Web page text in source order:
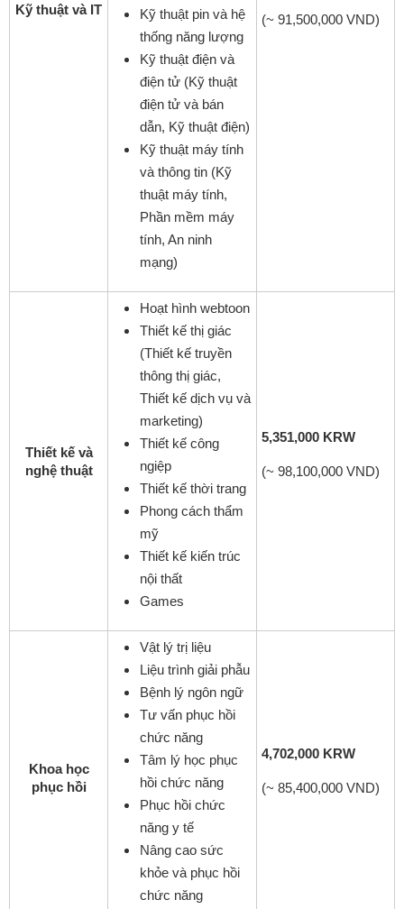
Kỹ thuật và IT
Kỹ thuật pin và hệ
thống năng lượng
Kỹ thuật điện và
điện tử (Kỹ thuật
điện tử và bán
dẫn, Kỹ thuật điện)
Kỹ thuật máy tính
và thông tin (Kỹ
thuật máy tính,
Phần mềm máy
tính, An ninh
mạng)
(~ 91,500,000 VND)
Thiết kế và
nghệ thuật
Hoạt hình webtoon
Thiết kế thị giác
(Thiết kế truyền
thông thị giác,
Thiết kế dịch vụ và
marketing)
Thiết kế công
ngiệp
Thiết kế thời trang
Phong cách thẩm
mỹ
Thiết kế kiến trúc
nội thất
Games
5,351,000 KRW
(~ 98,100,000 VND)
Khoa học
phục hồi
Vật lý trị liệu
Liệu trình giải phẫu
Bệnh lý ngôn ngữ
Tư vấn phục hồi
chức năng
Tâm lý học phục
hồi chức năng
Phục hồi chức
năng y tế
Nâng cao sức
khỏe và phục hồi
chức năng
4,702,000 KRW
(~ 85,400,000 VND)